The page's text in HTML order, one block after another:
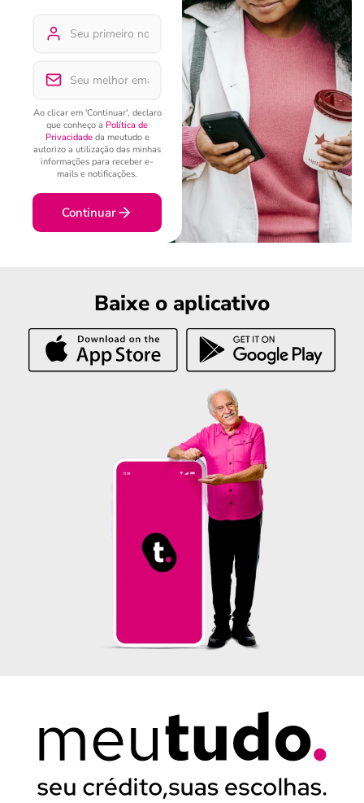
Ao clicar em 'Continuar', declaro
que conheço a Política de
Privacidadeda meutudo e
autorizo a utilização das minhas
informações para receber e-
mails e notificações.
Continuar
Baixe o aplicativo